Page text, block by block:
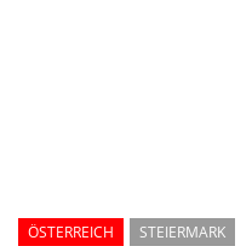
ÖSTERREICH STEIERMARK